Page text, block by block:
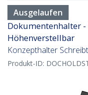
Ausgelaufen
Dokumentenhalter
Höhenverstellbar
Konzepthalter
Produkt-ID: